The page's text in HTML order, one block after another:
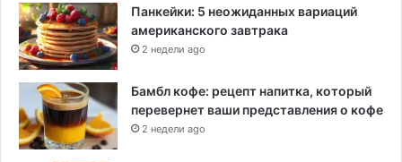
Панкейки: 5 неожиданных вариаций
американского завтрака
2 недели ago
Бамбл кофе: рецепт напитка, который
перевернет ваши представления о кофе
2 недели ago